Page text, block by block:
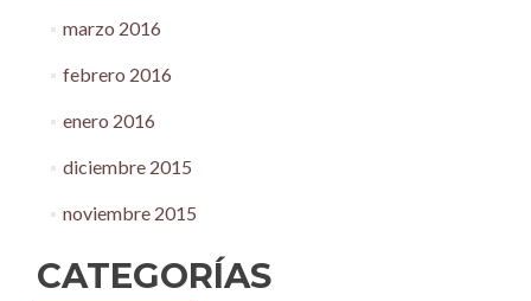
marzo 2016
febrero 2016
enero 2016
diciembre 2015
noviembre 2015
CATEGORÍAS